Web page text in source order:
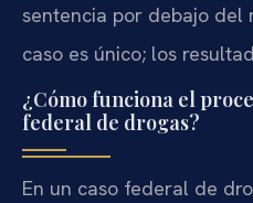
sentencia por debajo del
caso es único; los
¿Cómo funciona el
federal de drogas?
En un caso federal de